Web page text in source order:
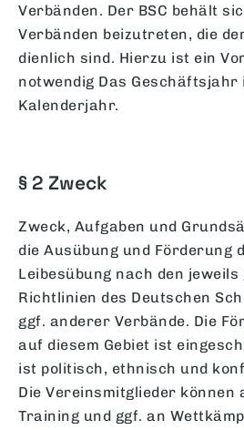
Verbänden. Der BSC behält
Verbänden beizutreten, die
dienlich sind. Hierzu ist ein
notwendig Das Geschäftsjahr
Kalenderjahr.
§ 2 Zweck
Zweck, Aufgaben und
die Ausübung und Förderung
Leibesübung nach den jeweils
Richtlinien des Deutschen
ggf. anderer Verbände. Die
auf diesem Gebiet ist
ist politisch, ethnisch und
Die Vereinsmitglieder können
Training und ggf. an